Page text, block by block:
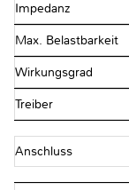
Impedanz
Max. Belastbarkeit
Wirkungsgrad
Treiber
Anschluss